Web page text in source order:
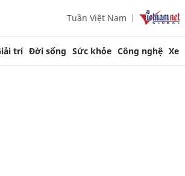
Tuần Việt Nam
trí Đời sống Sức khỏe Công nghệ Xe